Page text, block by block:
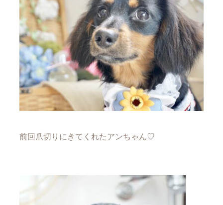
前回爪切りにきてくれたアンちゃん♡